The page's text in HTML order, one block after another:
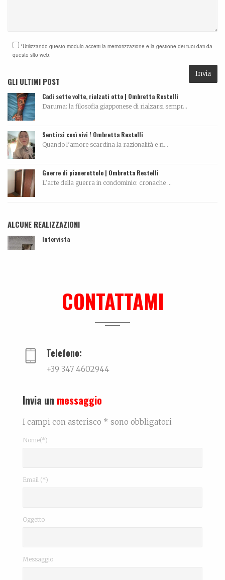
*Utilizzando questo modulo accetti la memorizzazione e la gestione dei tuoi dati da
questo sito web.
GLI ULTIMI POST
Cadi sette volte, rialzati otto | Ombretta Restelli
Daruma: la filosofia giapponese di rialzarsi sempr...
Sentirsi così vivi ! Ombretta Restelli
Quando l’amore scardina la razionalità e ri...
Guerre di pianerottolo | Ombretta Restelli
L’arte della guerra in condominio: cronache ...
ALCUNE REALIZZAZIONI
Intervista
La biografia di Massimo Pazzaglini Sicuri di sa...
CONTATTAMI
Telefono:
+39 347 4602944
Invia un messaggio
I campi con asterisco * sono obbligatori
Nome(*)
Email (*)
Oggetto
Messaggio